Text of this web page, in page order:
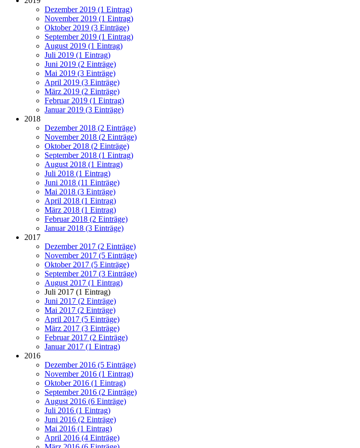
Dezember 2019 (1 Eintrag)
November 2019 (1 Eintrag)
Oktober 2019 (3 Einträge)
September 2019 (1 Eintrag)
August 2019 (1 Eintrag)
Juli 2019 (1 Eintrag)
Juni 2019 (2 Einträge)
Mai 2019 (3 Einträge)
April 2019 (3 Einträge)
März 2019 (2 Einträge)
Februar 2019 (1 Eintrag)
Januar 2019 (3 Einträge)
2018
Dezember 2018 (2 Einträge)
November 2018 (2 Einträge)
Oktober 2018 (2 Einträge)
September 2018 (1 Eintrag)
August 2018 (1 Eintrag)
Juli 2018 (1 Eintrag)
Juni 2018 (11 Einträge)
Mai 2018 (3 Einträge)
April 2018 (1 Eintrag)
März 2018 (1 Eintrag)
Februar 2018 (2 Einträge)
Januar 2018 (3 Einträge)
2017
Dezember 2017 (2 Einträge)
November 2017 (5 Einträge)
Oktober 2017 (5 Einträge)
September 2017 (3 Einträge)
August 2017 (1 Eintrag)
Juli 2017 (1 Eintrag)
Juni 2017 (2 Einträge)
Mai 2017 (2 Einträge)
April 2017 (5 Einträge)
März 2017 (3 Einträge)
Februar 2017 (2 Einträge)
Januar 2017 (1 Eintrag)
2016
Dezember 2016 (5 Einträge)
November 2016 (1 Eintrag)
Oktober 2016 (1 Eintrag)
September 2016 (2 Einträge)
August 2016 (6 Einträge)
Juli 2016 (1 Eintrag)
Juni 2016 (2 Einträge)
Mai 2016 (1 Eintrag)
April 2016 (4 Einträge)